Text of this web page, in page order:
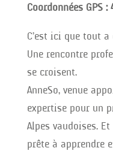
Coordonnées GPS :
C’est ici que tout a
Une rencontre
se croisent.
AnneSo, venue
expertise pour un
Alpes vaudoises.
prête à apprendre